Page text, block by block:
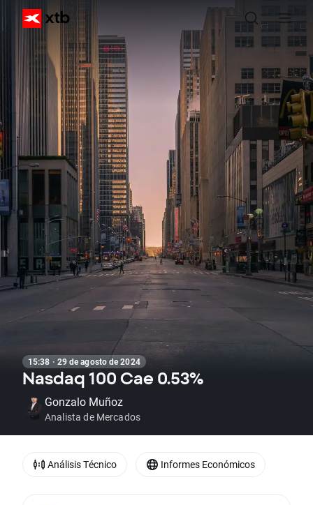
15:38 · 29 de agosto de 2024
Nasdaq 100 Cae 0.53%
Gonzalo Muñoz
Analista de Mercados
Análisis Técnico Informes Económicos